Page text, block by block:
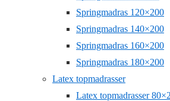
Springmadras 120×200
Springmadras 140×200
Springmadras 160×200
Springmadras 180×200
Latex topmadrasser
Latex topmadrasser